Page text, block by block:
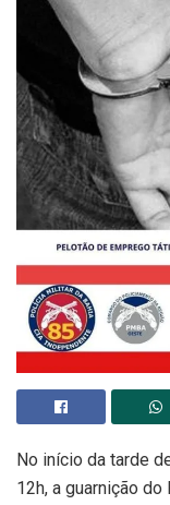
No início da tarde
12h, a guarnição